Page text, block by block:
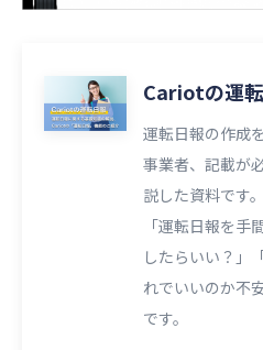
Cariotの運
運転日報の作成
事業者、記載が
説した資料です。
「運転日報を手
したらいい？」
れでいいのか不
です。